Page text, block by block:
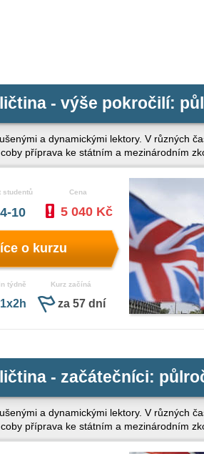
- výše pokročilí:
a dynamickými lektory. V různých
příprava ke státním a mezinárodním
studentů
4-10
Cena
5 040 Kč
o kurzu
týdně
| 1x2h
Kurz začíná
za 57 dní
- začátečníci:
a dynamickými lektory. V různých
příprava ke státním a mezinárodním